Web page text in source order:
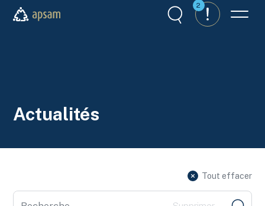
Aller au contenu principal
RechercheAlertes
2
Menu
Actualités
Tout effacer